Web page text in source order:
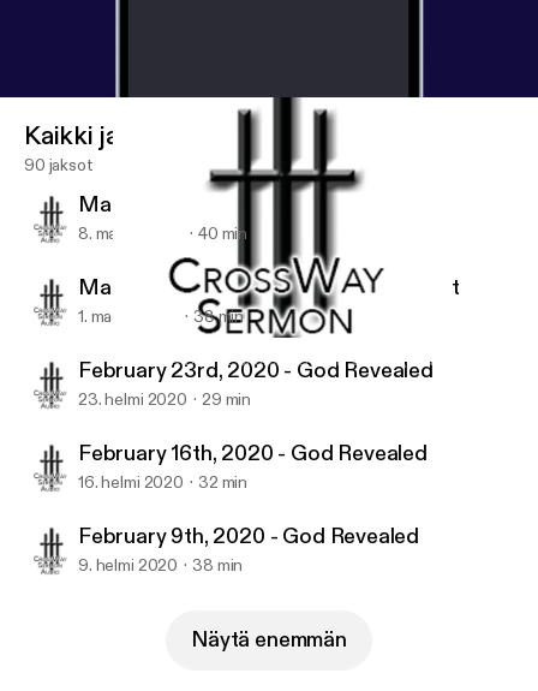
CrossWay Baptist Church Sermon Podcast (audio)
Kaikki jaksot
90 jaksot
March 8th, 2020 - God Revealed
8. maalis 2020 40 min
March 1st, 2020 - Mission Team Report
1. maalis 2020 38 min
February 23rd, 2020 - God Revealed
23. helmi 2020 29 min
February 16th, 2020 - God Revealed
16. helmi 2020 32 min
February 9th, 2020 - God Revealed
9. helmi 2020 38 min
Näytä enemmän